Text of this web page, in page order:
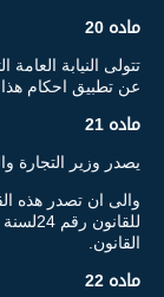
ماده 20
تتولى النيابة
عن تطبيق احكام هذا
ماده 21
يصدر وزير التجارة
والى ان تصدر هذه
القانون.
ماده 22